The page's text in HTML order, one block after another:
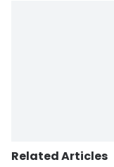
Related Articles